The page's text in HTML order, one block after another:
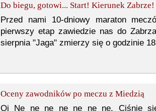
Do biegu, gotowi... Start! Kierunek Zabrze!
Przed nami 10-dniowy maraton
pierwszy etap zawiedzie nas do
sierpnia "Jaga" zmierzy się o godzinie
Oceny zawodników po meczu z Miedzią
Oj Ne ne ne ne ne ne ne. Ciśnie